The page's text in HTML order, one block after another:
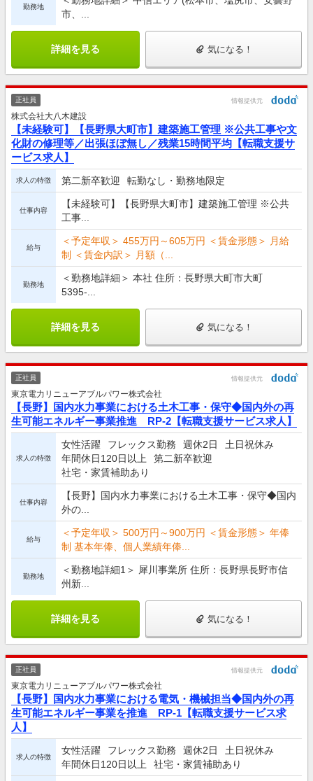
勤務地
市、...
詳細を見る 気になる！
正社員 情報提供元
株式会社大八木建設
【未経験可】【長野県大町市】建築施工管理 ※公共工事や文
化財の修理等／出張ほぼ無し／残業15時間平均【転職支援サ
ービス求人】
求人の特徴 第二新卒歓迎 転勤なし・勤務地限定
仕事内容
【未経験可】【長野県大町市】建築施工管理 ※公共
工事...
給与
＜予定年収＞ 455万円～605万円 ＜賃金形態＞ 月給
制 ＜賃金内訳＞ 月額（...
勤務地
＜勤務地詳細＞ 本社 住所：長野県大町市大町
5395-...
詳細を見る 気になる！
正社員 情報提供元
東京電力リニューアブルパワー株式会社
【長野】国内水力事業における土木工事・保守◆国内外の再
生可能エネルギー事業推進 RP-2【転職支援サービス求人】
求人の特徴
女性活躍 フレックス勤務 週休2日
土日祝休み
年間休日120日以上
第二新卒歓迎
社宅・家賃補助あり
仕事内容
【長野】国内水力事業における土木工事・保守◆国内
外の...
給与
＜予定年収＞ 500万円～900万円 ＜賃金形態＞ 年俸
制 基本年俸、個人業績年俸...
勤務地
＜勤務地詳細1＞ 犀川事業所 住所：長野県長野市信
州新...
詳細を見る 気になる！
正社員 情報提供元
東京電力リニューアブルパワー株式会社
【長野】国内水力事業における電気・機械担当◆国内外の再
生可能エネルギー事業を推進 RP-1【転職支援サービス求
人】
求人の特徴
女性活躍 フレックス勤務 週休2日
土日祝休み
年間休日120日以上
社宅・家賃補助あり